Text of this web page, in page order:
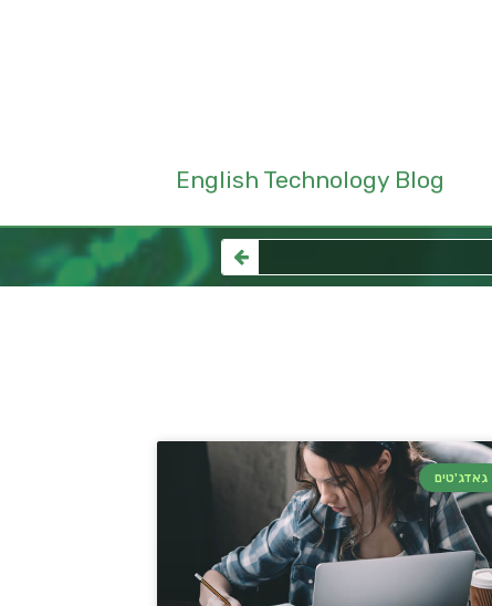
English Technology Blog
גאדג'טים